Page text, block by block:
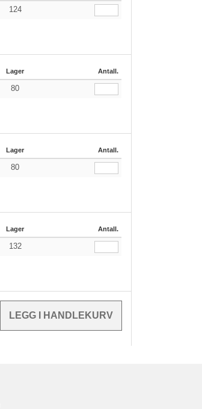
124
Lager Antall.
80
Lager Antall.
80
Lager Antall.
132